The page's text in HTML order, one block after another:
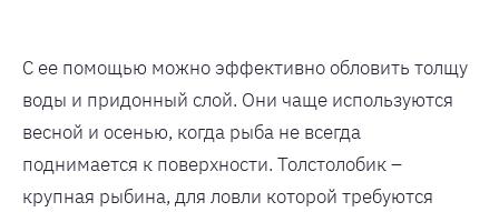
С ее помощью можно эффективно обловить толщу
воды и придонный слой. Они чаще используются
весной и осенью, когда рыба не всегда
поднимается к поверхности. Толстолобик –
крупная рыбина, для ловли которой требуются